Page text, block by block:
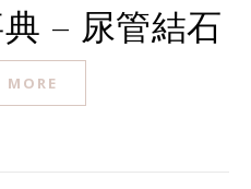
– 尿管結石
MORE